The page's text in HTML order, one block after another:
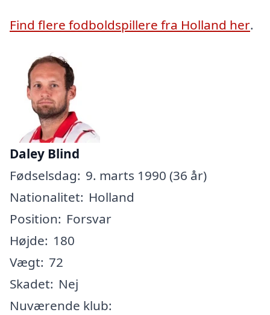
Find flere fodboldspillere fra Holland her.
Daley Blind
Fødselsdag: 9. marts 1990 (36 år)
Nationalitet: Holland
Position: Forsvar
Højde: 180
Vægt: 72
Skadet: Nej
Nuværende klub: